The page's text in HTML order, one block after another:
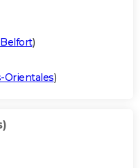
)
Orientales)